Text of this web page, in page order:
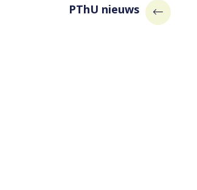
PThU nieuws